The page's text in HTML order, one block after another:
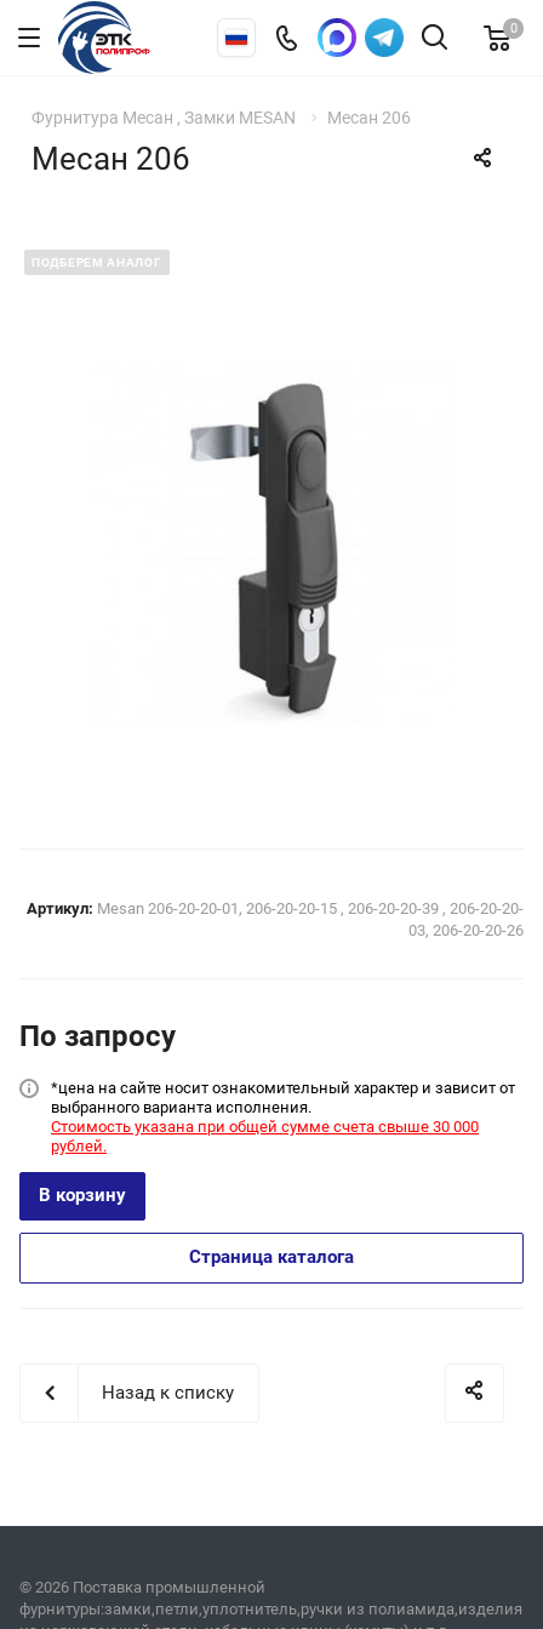
0
Фурнитура Месан , Замки MESAN Месан 206
Месан 206
ПОДБЕРЕМ АНАЛОГ
Артикул: Mesan 206-20-20-01, 206-20-20-15 , 206-20-20-39 , 206-20-20-
03, 206-20-20-26
По запросу
*цена на сайте носит ознакомительный характер и зависит от
выбранного варианта исполнения.
Стоимость указана при общей сумме счета свыше 30 000
рублей.
В корзину
Страница каталога
Назад к списку
© 2026 Поставка промышленной
фурнитуры:замки,петли,уплотнитель,ручки из полиамида,изделия